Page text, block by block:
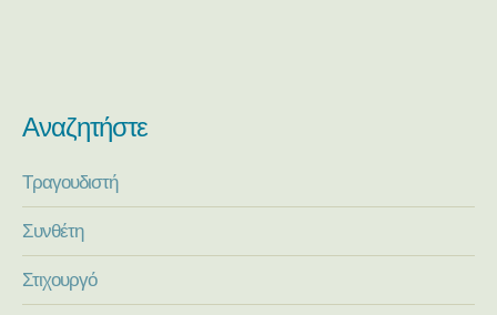
Αναζητήστε
Τραγουδιστή
Συνθέτη
Στιχουργό